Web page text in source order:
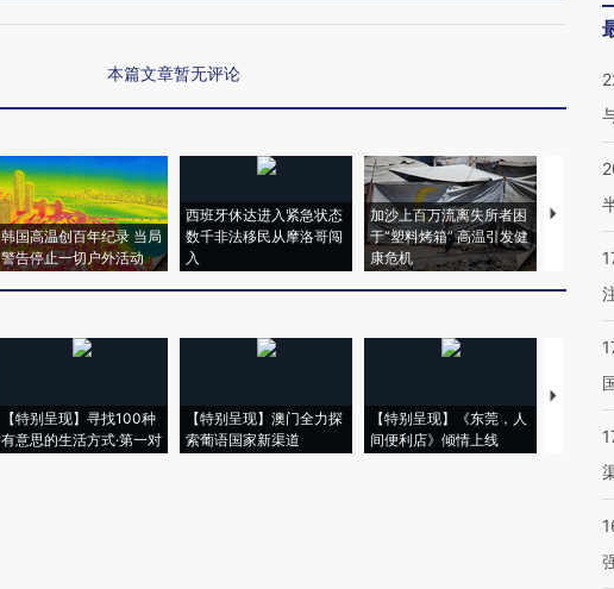
本篇文章暂无评论
韩国高温创百年纪录 当局
警告停止一切户外活动
西班牙休达进入紧急状态
数千非法移民从摩洛哥闯
入
加沙上百万流离失所者困
于“塑料烤箱” 高温引发健
康危机
视线｜
术：是
心“花钱
【特别呈现】寻找100种
有意思的生活方式·第一对
【特别呈现】澳门全力探
索葡语国家新渠道
【特别呈现】《东莞，人
间便利店》倾情上线
【推广